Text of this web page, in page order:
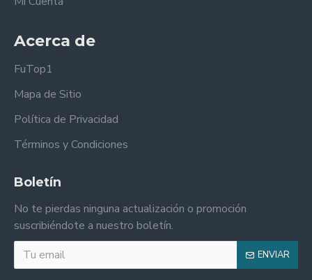
Acerca de
FuTop1
Mapa de Sitio
Política de Privacidad
Términos y Condiciones
Boletín
No te pierdas ninguna actualización o promoción
suscribiéndote a nuestro boletín.
ENVIAR